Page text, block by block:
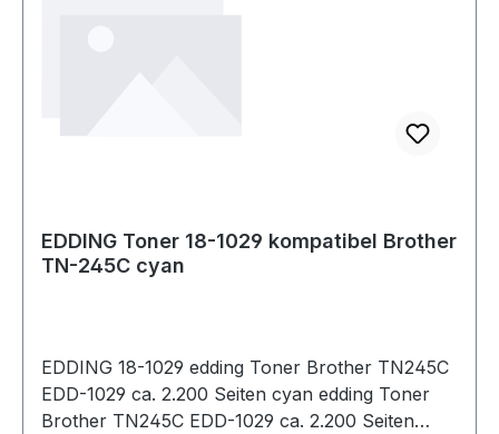
EDDING Toner 18-1029 kompatibel Brother
TN-245C cyan
EDDING 18-1029 edding Toner Brother TN245C
EDD-1029 ca. 2.200 Seiten cyan edding Toner
Brother TN245C EDD-1029 ca. 2.200 Seiten